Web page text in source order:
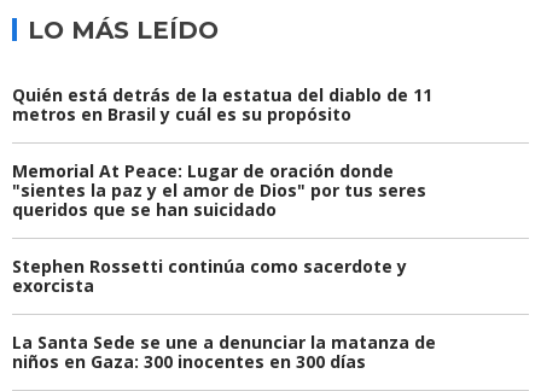
LO MÁS LEÍDO
Quién está detrás de la estatua del diablo de 11
metros en Brasil y cuál es su propósito
Memorial At Peace: Lugar de oración donde
"sientes la paz y el amor de Dios" por tus seres
queridos que se han suicidado
Stephen Rossetti continúa como sacerdote y
exorcista
La Santa Sede se une a denunciar la matanza de
niños en Gaza: 300 inocentes en 300 días